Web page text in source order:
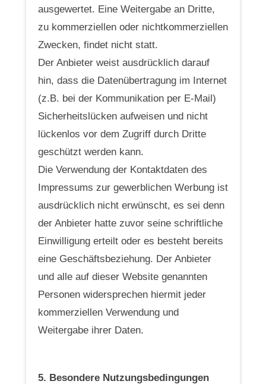
ausgewertet. Eine Weitergabe an Dritte,
zu kommerziellen oder nichtkommerziellen
Zwecken, findet nicht statt.
Der Anbieter weist ausdrücklich darauf
hin, dass die Datenübertragung im Internet
(z.B. bei der Kommunikation per E-Mail)
Sicherheitslücken aufweisen und nicht
lückenlos vor dem Zugriff durch Dritte
geschützt werden kann.
Die Verwendung der Kontaktdaten des
Impressums zur gewerblichen Werbung ist
ausdrücklich nicht erwünscht, es sei denn
der Anbieter hatte zuvor seine schriftliche
Einwilligung erteilt oder es besteht bereits
eine Geschäftsbeziehung. Der Anbieter
und alle auf dieser Website genannten
Personen widersprechen hiermit jeder
kommerziellen Verwendung und
Weitergabe ihrer Daten.
5. Besondere Nutzungsbedingungen